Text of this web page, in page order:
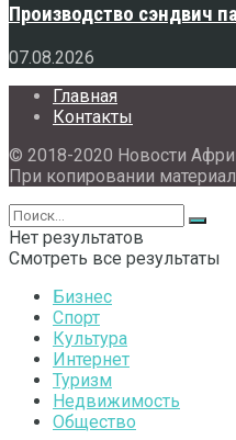
Производство сэндвич
07.08.2026
Главная
Контакты
© 2018-2020 Новости
При копировании
Нет результатов
Смотреть все результаты
Бизнес
Спорт
Культура
Интернет
Туризм
Недвижимость
Общество